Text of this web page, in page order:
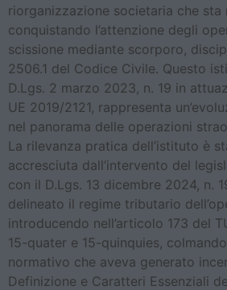
riorganizzazione societaria che sta
conquistando l’attenzione degli
scissione mediante scorporo,
2506.1 del Codice Civile. Questo
D.Lgs. 2 marzo 2023, n. 19 in
UE 2019/2121, rappresenta
nel panorama delle operazioni
La rilevanza pratica dell’istituto è
accresciuta dall’intervento del
con il D.Lgs. 13 dicembre 2024, n.
delineato il regime tributario
introducendo nell’articolo 173 del
15-quater e 15-quinquies,
normativo che aveva generato
Definizione e Caratteri Essenziali